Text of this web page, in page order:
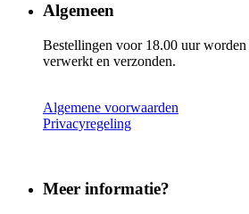
Algemeen
Bestellingen voor 18.00 uur
verwerkt en verzonden.
Algemene voorwaarden
Privacyregeling
Meer informatie?